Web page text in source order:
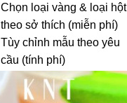
Chọn loại vàng & loại hột
theo sở thích (miễn phí)
Tùy chỉnh mẫu theo yêu
cầu (tính phí)